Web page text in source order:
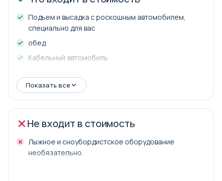
Подъем и высадка с роскошным автомобилем,
специально для вас
обед
Кабельный автомобиль
Показать все
Не входит в стоимость
Лыжное и сноубордистское оборудование
необязательно.